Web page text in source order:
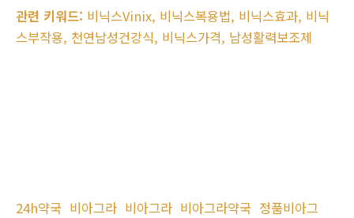
관련 키워드: 비닉스Vinix, 비닉스복용법, 비닉스효과, 비닉
스부작용, 천연남성건강식, 비닉스가격, 남성활력보조제
24h약국 비아그라 비아그라 비아그라약국 정품비아그